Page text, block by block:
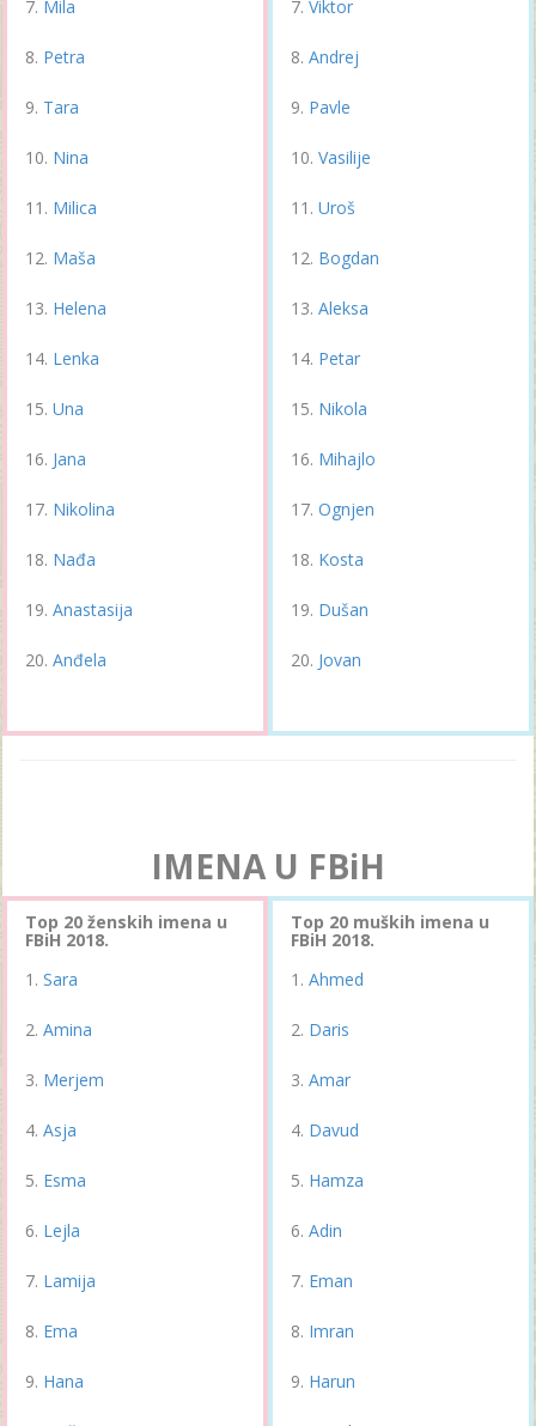
Mila
Petra
Tara
Nina
Milica
Maša
Helena
Lenka
Una
Jana
Nikolina
Nađa
Anastasija
Anđela
Viktor
Andrej
Pavle
Vasilije
Uroš
Bogdan
Aleksa
Petar
Nikola
Mihajlo
Ognjen
Kosta
Dušan
Jovan
IMENA U FBiH
Top 20 ženskih imena u
FBiH 2018.
Sara
Amina
Merjem
Asja
Esma
Lejla
Lamija
Ema
Hana
Top 20 muških imena u
FBiH 2018.
Ahmed
Daris
Amar
Davud
Hamza
Adin
Eman
Imran
Harun